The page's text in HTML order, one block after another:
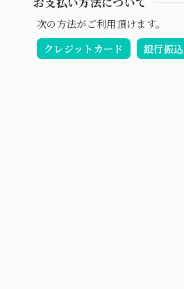
次の方法がご利用頂けます。
クレジットカード
銀行振込